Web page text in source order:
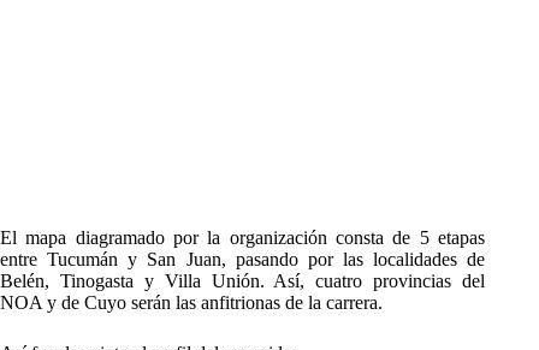
El mapa diagramado por la organización consta de 5 etapas
entre Tucumán y San Juan, pasando por las localidades de
Belén, Tinogasta y Villa Unión. Así, cuatro provincias del
NOA y de Cuyo serán las anfitrionas de la carrera.